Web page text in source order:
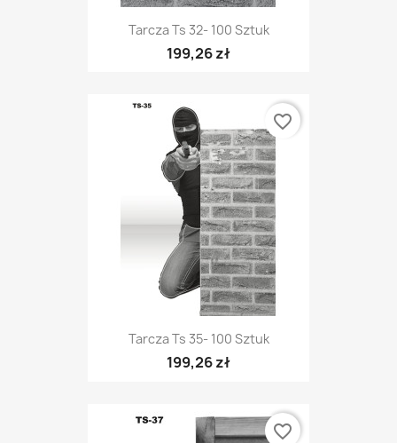
Tarcza Ts 32- 100 Sztuk
199,26 zł
Tarcza Ts 35- 100 Sztuk
199,26 zł
favorite_border
favorite_border